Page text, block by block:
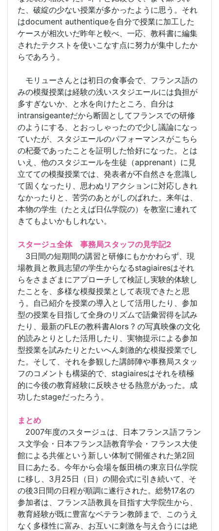
た、破綻の少ない授業が多かったように思う。それ
はdocument authentiqueを自分で授業に加工した
ケースが相次いだ昨年と較べ、一応、教科書に編集
されたテクストを使いこなす点に努力が集中したか
らであろう。
モリューさんとは初日の食事会で、フランス語の
みの模擬授業は経験の浅いスタジエールには負担が
多すぎないか、と水を向けたところ、自分は
intransigeanteだから断固としてフランスでの研修
のようにする、とおっしゃったので少し議論になっ
ていたが、スタジエールのパフォーマンスがこちら
の杞憂であったことを証明した恰好になった。とは
いえ、他のスタジエールを生徒（apprenant）に見
立てての模擬授業では、発表者が不自然さを意識し
て固くなったり、思わぬリアクションに対応しきれ
なかったりと、苦労のあとがしのばれた。来年は、
本物の学生（たとえば日仏学院の）を教室に連れて
きてもよいかもしれない。
スタージュ全体 事務局スタッフの見学記2
3日間の短期間の講習と研修にもかかわらず、現
場教員と教員志望の学生からなるstagiairesはそれ
らをさまざまにアプローチして検証し実験的体験し
たことを、多様な模擬授業として表現できたと思
う。自己紹介を授業の導入として活用したり、参加
型の授業を目指して全身のリズムで語彙習得を試み
たり、最新のFLEの教科書Alors ? の写真映像の文化
的読みとりとした活用したり、実物提示による参加
型授業を試みたりとたいへん刺激的な模擬授業でし
た。そして、それを参観した講師陣や事務局スタッ
フのコメントも構築的で、stagiairesはそれを積極
的に今後の教育経験に反映させる熱意があった。成
功したstageだったろう。
まとめ
2007年度のスタージュは、日本フランス語フラン
ス文学会・日本フランス語教育学会・フランス大使
館による共催という新しい体制で開催された第2回
目にあたる。今年から会場を飯田橋の東京日仏学院
に移し、3月25日（日）の開会式に引き続いて、そ
の後3日間の日程が順調に遂行された。総勢17名の
参加者は、フランス語教員を目指す大学院生から、
教育経験が既に豊富なベテラン教師まで、このうえ
なく多様性に富み、お互いに刺激を与え合うには絶